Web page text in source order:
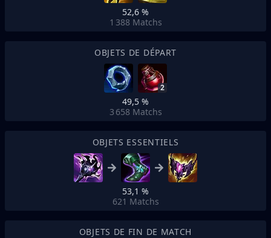
52,6 %
1 388 Matchs
OBJETS DE DÉPART
2
49,5 %
3 658 Matchs
OBJETS ESSENTIELS
53,1 %
621 Matchs
OBJETS DE FIN DE MATCH